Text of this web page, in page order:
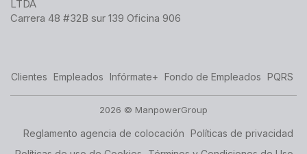
LTDA
Carrera 48 #32B sur 139 Oficina 906
Clientes Empleados Infórmate+ Fondo de Empleados PQRS
2026 © ManpowerGroup
Reglamento agencia de colocación Políticas de privacidad